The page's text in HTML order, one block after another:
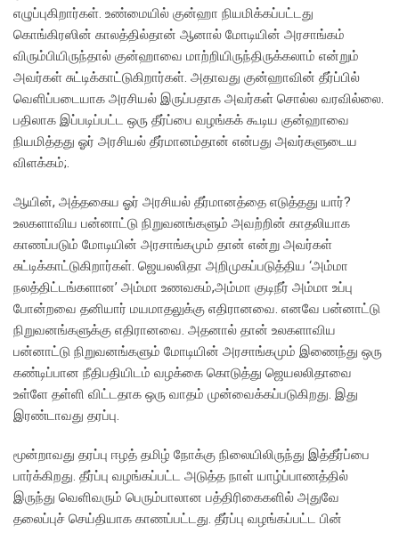
எழுப்புகிறார்கள். உண்மையில் குன்ஹா நியமிக்கப்பட்டது
கொங்கிரஸின் காலத்தில்தான் ஆனால் மோடியின் அரசாங்கம்
விரும்பியிருந்தால் குன்ஹாவை மாற்றியிருந்திருக்கலாம் என்றும்
அவர்கள் சுட்டிக்காட்டுகிறார்கள். அதாவது குன்ஹாவின் தீர்ப்பில்
வெளிப்படையாக அரசியல் இருப்பதாக அவர்கள் சொல்ல வரவில்லை.
பதிலாக இப்படிப்பட்ட ஒரு தீர்ப்பை வழங்கக் கூடிய குன்ஹாவை
நியமித்தது ஓர் அரசியல் தீர்மானம்தான் என்பது அவர்களுடைய
விளக்கம்;.
ஆயின், அத்தகைய ஓர் அரசியல் தீர்மானத்தை எடுத்தது யார்?
உலகளாவிய பன்னாட்டு நிறுவனங்களும் அவற்றின் காதலியாக
காணப்படும் மோடியின் அரசாங்கமும் தான் என்று அவர்கள்
சுட்டிக்காட்டுகிறார்கள். ஜெயலலிதா அறிமுகப்படுத்திய ‘அம்மா
நலத்திட்டங்களான’ அம்மா உணவகம்,அம்மா குடிநீர் அம்மா உப்பு
போன்றவை தனியார் மயமாதலுக்கு எதிரானவை. எனவே பன்னாட்டு
நிறுவனங்களுக்கு எதிரானவை. அதனால் தான் உலகளாவிய
பன்னாட்டு நிறுவனங்களும் மோடியின் அரசாங்கமும் இணைந்து ஒரு
கண்டிப்பான நீதிபதியிடம் வழக்கை கொடுத்து ஜெயலலிதாவை
உள்ளே தள்ளி விட்டதாக ஒரு வாதம் முன்வைக்கப்படுகிறது. இது
இரண்டாவது தரப்பு.
மூன்றாவது தரப்பு ஈழத் தமிழ் நோக்கு நிலையிலிருந்து இத்தீர்ப்பை
பார்க்கிறது. தீர்ப்பு வழங்கப்பட்ட அடுத்த நாள் யாழ்ப்பாணத்தில்
இருந்து வெளிவரும் பெரும்பாலான பத்திரிகைகளில் அதுவே
தலைப்புச் செய்தியாக காணப்பட்டது. தீர்ப்பு வழங்கப்பட்ட பின்